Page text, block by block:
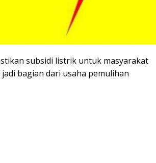
subsidi listrik untuk masyarakat
bagian dari usaha pemulihan